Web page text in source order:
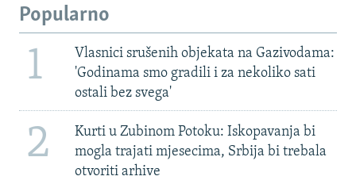
Popularno
1
Vlasnici srušenih objekata na Gazivodama:
'Godinama smo gradili i za nekoliko sati
ostali bez svega'
2
Kurti u Zubinom Potoku: Iskopavanja bi
mogla trajati mjesecima, Srbija bi trebala
otvoriti arhive